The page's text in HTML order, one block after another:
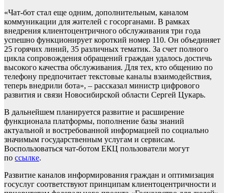
«Чат-бот стал еще одним, дополнительным, каналом
коммуникации для жителей с госорганами. В рамках
внедрения клиентоцентричного обслуживания три года
успешно функционирует короткий номер 110. Он объединяет
25 горячих линий, 35 различных тематик. За счет полного
цикла сопровождения обращений граждан удалось достичь
высокого качества обслуживания. Для тех, кто общению по
телефону предпочитает текстовые каналы взаимодействия,
теперь внедрили бота», – рассказал министр цифрового
развития и связи Новосибирской области Сергей Цукарь.
В дальнейшем планируется развитие и расширение
функционала платформы, пополнение базы знаний
актуальной и востребованной информацией по социально
значимым государственным услугам и сервисам.
Воспользоваться чат-ботом ЕКЦ пользователи могут
по ссылке.
Развитие каналов информирования граждан и оптимизация
госуслуг соответствуют принципам клиентоцентричности и